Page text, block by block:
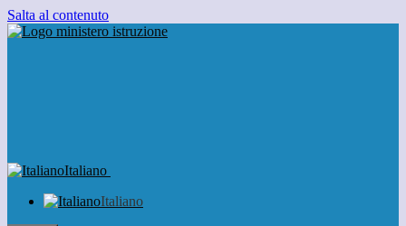
Salta al contenuto
Italiano
Italiano